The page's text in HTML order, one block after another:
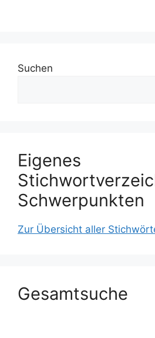
Suchen
Eigenes
Schwerpunkten
Zur Übersicht aller
Gesamtsuche